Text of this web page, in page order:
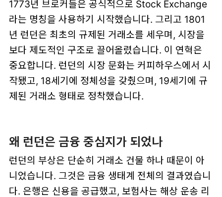
1773년 브로커들은 공식적으로 Stock Exchange
라는 명칭을 사용하기 시작했습니다. 그리고 1801
년 런던은 최초의 규제된 거래소를 세우며, 시장을
보다 제도적인 구조로 끌어올렸습니다. 이 연혁은
중요합니다. 런던의 시장 문화는 커피하우스에서 시
작됐고, 18세기에 정체성을 갖췄으며, 19세기에 규
제된 거래소 형태로 정착했습니다.
왜 런던은 금융 중심지가 되었나
런던의 부상은 단순히 거래소 건물 하나 때문이 아
니었습니다. 그것은 금융 생태계 전체의 결과였습니
다. 은행은 신용을 공급했고, 보험사는 해상 운송 리